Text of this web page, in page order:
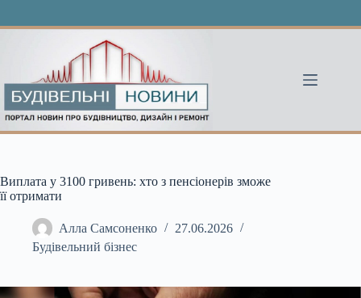
Виплата у 3100 гривень: хто з пенсіонерів зможе
її отримати
Алла Самсоненко
27.06.2026
Будівельний бізнес